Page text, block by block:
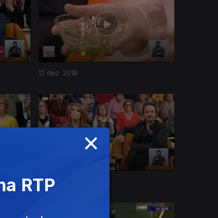
12 dez. 2018
06 dez. 2018
×
RTP